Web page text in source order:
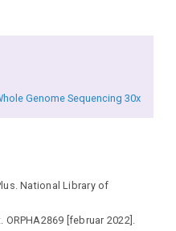
Genome Sequencing 30x
National Library of
ORPHA2869 [februar 2022].